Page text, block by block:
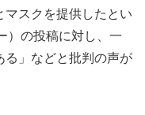
スクを提供したとい
）の投稿に対し、一
る」などと批判の声が